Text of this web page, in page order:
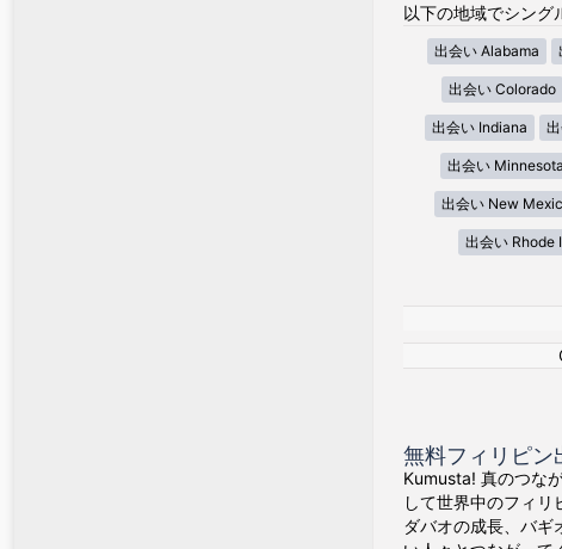
以下の地域でシング
出会い Alabama
出会い Colorado
出会い Indiana
出会い Minnesota
出会い New
出会い Rhode
無料フィリピン
Kumusta! 真のつな
して世界中のフィリ
ダバオの成長、バ